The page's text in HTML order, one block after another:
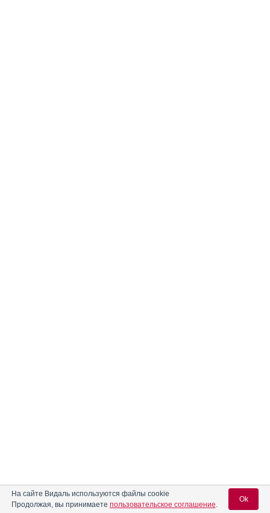
На сайте Видаль используются файлы cookie
Продолжая, вы принимаете пользовательское соглашение.
Ok